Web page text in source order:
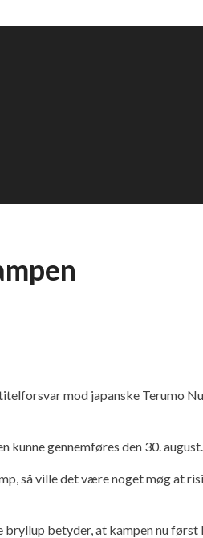
mod japanske Terumo
gennemføres den 30. august.
så ville det være noget møg at
betyder, at kampen nu